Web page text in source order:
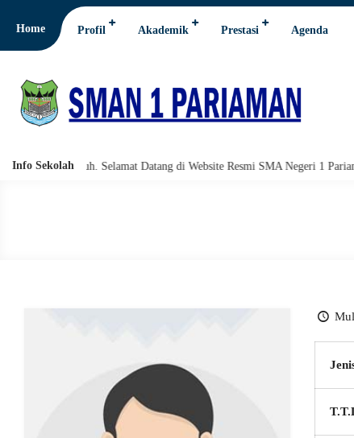
Home Profil Akademik Prestasi Agenda
Info Sekolah
wabarakatuh. Selamat Datang di Website Resmi SMA Negeri 1 Pariaman.